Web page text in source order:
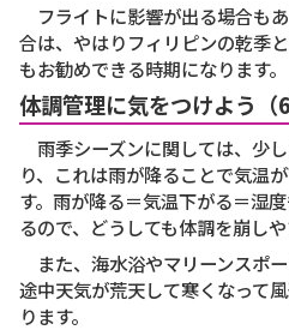
フライトに影響が出る場合も
合は、やはりフィリピンの乾季
もお勧めできる時期になります。
体調管理に気をつけよう（
雨季シーズンに関しては、少
り、これは雨が降ることで気温
す。雨が降る＝気温下がる＝湿
るので、どうしても体調を崩し
また、海水浴やマリーンスポ
途中天気が荒天して寒くなって
ります。